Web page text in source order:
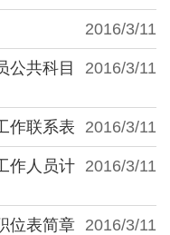
2016/3/11
2016/3/11
公共科目
2016/3/11
作联系表
2016/3/11
作人员计
2016/3/11
位表简章